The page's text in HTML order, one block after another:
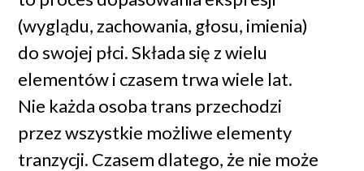
(wyglądu, zachowania, głosu, imienia)
do swojej płci. Składa się z wielu
elementów i czasem trwa wiele lat.
Nie każda osoba trans przechodzi
przez wszystkie możliwe elementy
tranzycji. Czasem dlatego, że nie może